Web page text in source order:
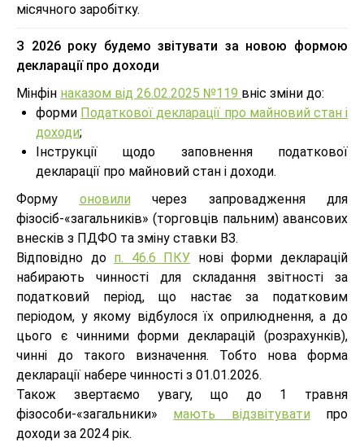
місячного заробітку.
З 2026 року будемо звітувати за новою формою
декларації про доходи
Мінфін наказом від 26.02.2025 №119 вніс зміни до:
форми Податкової декларації про майновий стан і
доходи;
Інструкції щодо заповнення податкової
декларації про майновий стан і доходи.
Форму оновиличерез запровадження для
фізосіб-«загальників» (торговців пальним) авансових
внесків з ПДФО та зміну ставки ВЗ.
Відповідно до п. 46.6 ПКУ нові форми декларацій
набирають чинності для складання звітності за
податковий період, що настає за податковим
періодом, у якому відбулося їх оприлюднення, а до
цього є чинними форми декларацій (розрахунків),
чинні до такого визначення. Тобто нова форма
декларації набере чинності з 01.01.2026.
Також звертаємо увагу, що до 1 травня
фізособи-«загальники» мають відзвітуватипро
доходи за 2024 рік.